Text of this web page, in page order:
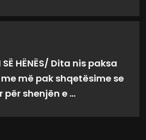
SË HËNËS/ Dita nis paksa
më pak shqetësime se
shenjën e ...